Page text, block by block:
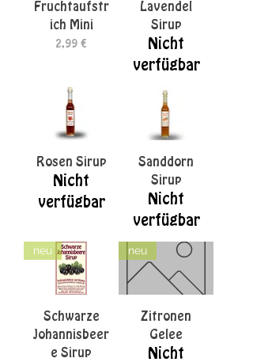
Fruchtaufstr
ich Mini
Preis
2,99 €
Lavendel
Sirup
Nicht
verfügbar
Rosen Sirup
Nicht
verfügbar
Sanddorn
Sirup
Nicht
verfügbar
neu
Schwarze
Johannisbeer
e Sirup
neu
Zitronen
Gelee
Nicht